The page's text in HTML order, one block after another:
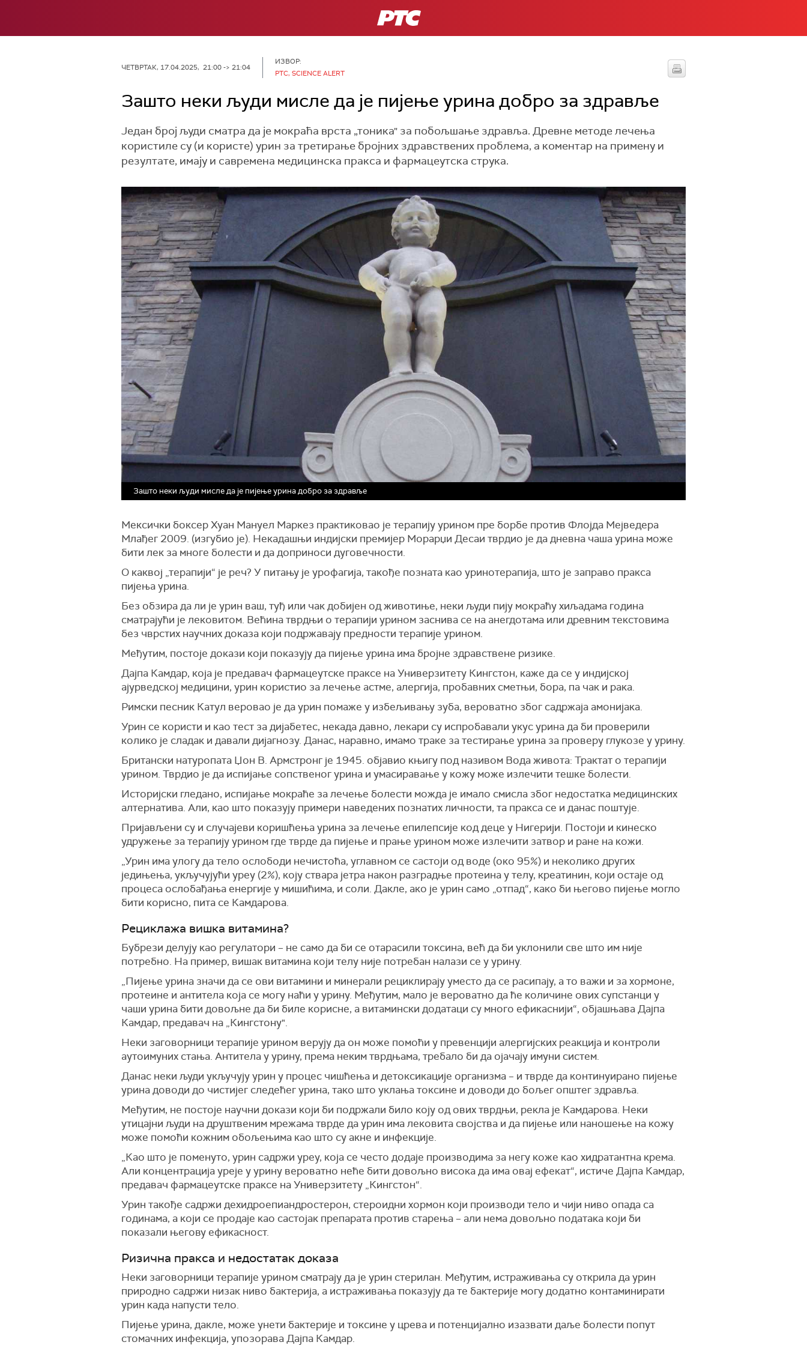
РТС
ЧЕТВРТАК, 17.04.2025, 21:00 -> 21:04
ИЗВОР:
РТС, SCIENCE ALERT
Зашто неки људи мисле да је пијење урина добро за здравље
Један број људи сматра да је мокраћа врста „тоника" за побољшање здравља. Древне методе лечења
користиле су (и користе) урин за третирање бројних здравствених проблема, а коментар на примену и
резултате, имају и савремена медицинска пракса и фармацеутска струка.
Зашто неки људи мисле да је пијење урина добро за здравље
Мексички боксер Хуан Мануел Маркез практиковао је терапију урином пре борбе против Флојда Мејведера
Млађег 2009. (изгубио је). Некадашњи индијски премијер Морарџи Десаи тврдио је да дневна чаша урина може
бити лек за многе болести и да доприноси дуговечности.
О каквој „терапији“ је реч? У питању је урофагија, такође позната као уринотерапија, што је заправо пракса
пијења урина.
Без обзира да ли је урин ваш, туђ или чак добијен од животиње, неки људи пију мокраћу хиљадама година
сматрајући је лековитом. Већина тврдњи о терапији урином заснива се на анегдотама или древним текстовима
без чврстих научних доказа који подржавају предности терапије урином.
Међутим, постоје докази који показују да пијење урина има бројне здравствене ризике.
Дајпа Камдар, која је предавач фармацеутске праксе на Универзитету Кингстон, каже да се у индијској
ајурведској медицини, урин користио за лечење астме, алергија, пробавних сметњи, бора, па чак и рака.
Римски песник Катул веровао је да урин помаже у избељивању зуба, вероватно због садржаја амонијака.
Урин се користи и као тест за дијабетес, некада давно, лекари су испробавали укус урина да би проверили
колико је сладак и давали дијагнозу. Данас, наравно, имамо траке за тестирање урина за проверу глукозе у урину.
Британски натуропата Џон В. Армстронг је 1945. објавио књигу под називом Вода живота: Трактат о терапији
урином. Тврдио је да испијање сопственог урина и умасиравање у кожу може излечити тешке болести.
Историјски гледано, испијање мокраће за лечење болести можда је имало смисла због недостатка медицинских
алтернатива. Али, као што показују примери наведених познатих личности, та пракса се и данас поштује.
Пријављени су и случајеви коришћења урина за лечење епилепсије код деце у Нигерији. Постоји и кинеско
удружење за терапију урином где тврде да пијење и прање урином може излечити затвор и ране на кожи.
„Урин има улогу да тело ослободи нечистоћа, углавном се састоји од воде (око 95%) и неколико других
једињења, укључујући уреу (2%), коју ствара јетра након разградње протеина у телу, креатинин, који остаје од
процеса ослобађања енергије у мишићима, и соли. Дакле, ако је урин само „отпад“, како би његово пијење могло
бити корисно, пита се Камдарова.
Рециклажа вишка витамина?
Бубрези делују као регулатори – не само да би се отарасили токсина, већ да би уклонили све што им није
потребно. На пример, вишак витамина који телу није потребан налази се у урину.
„Пијење урина значи да се ови витамини и минерали рециклирају уместо да се расипају, а то важи и за хормоне,
протеине и антитела која се могу наћи у урину. Међутим, мало је вероватно да ће количине ових супстанци у
чаши урина бити довољне да би биле корисне, а витамински додатаци су много ефикаснији“, објашњава Дајпа
Камдар, предавач на „Кингстону".
Неки заговорници терапије урином верују да он може помоћи у превенцији алергијских реакција и контроли
аутоимуних стања. Антитела у урину, према неким тврдњама, требало би да ојачају имуни систем.
Данас неки људи укључују урин у процес чишћења и детоксикације организма – и тврде да континуирано пијење
урина доводи до чистијег следећег урина, тако што уклања токсине и доводи до бољег општег здравља.
Међутим, не постоје научни докази који би подржали било коју од ових тврдњи, рекла је Камдарова. Неки
утицајни људи на друштвеним мрежама тврде да урин има лековита својства и да пијење или наношење на кожу
може помоћи кожним обољењима као што су акне и инфекције.
„Као што је поменуто, урин садржи уреу, која се често додаје производима за негу коже као хидратантна крема.
Али концентрација уреје у урину вероватно неће бити довољно висока да има овај ефекат“, истиче Дајпа Камдар,
предавач фармацеутске праксе на Универзитету „Кингстон“.
Урин такође садржи дехидроепиандростерон, стероидни хормон који производи тело и чији ниво опада са
годинама, а који се продаје као састојак препарата против старења – али нема довољно података који би
показали његову ефикасност.
Ризична пракса и недостатак доказа
Неки заговорници терапије урином сматрају да је урин стерилан. Међутим, истраживања су открила да урин
природно садржи низак ниво бактерија, а истраживања показују да те бактерије могу додатно контаминирати
урин када напусти тело.
Пијење урина, дакле, може унети бактерије и токсине у црева и потенцијално изазвати даље болести попут
стомачних инфекција, упозорава Дајпа Камдар.